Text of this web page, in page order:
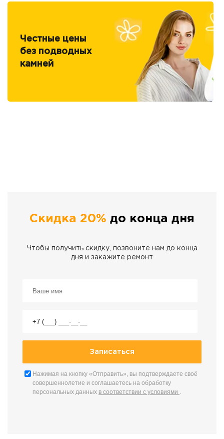
Честные цены
без подводных
камней
Скидка 20% до конца дня
Чтобы получить скидку, позвоните нам до конца
дня и закажите ремонт
Нажимая на кнопку «Отправить», вы подтверждаете своё
совершеннолетие и соглашаетесь на обработку
персональных данных в соответствии с условиями .